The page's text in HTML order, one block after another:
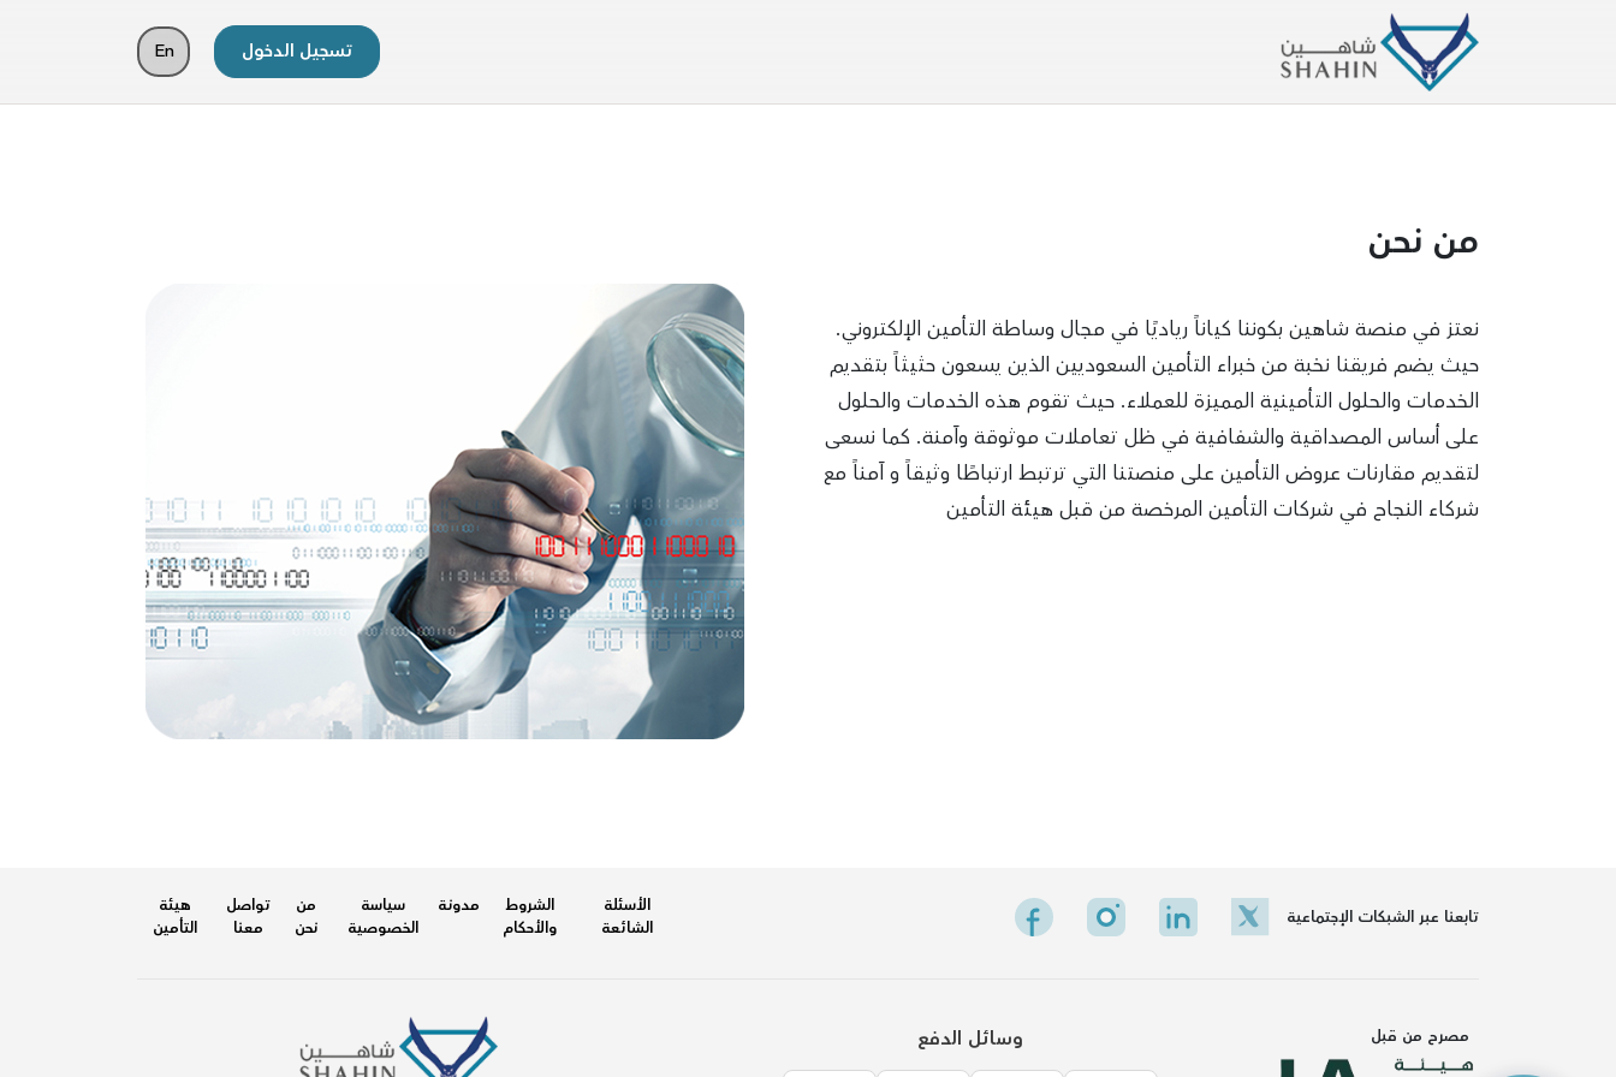
تسجيل الدخول En
من نحن
نعتز في منصة شاهين بكوننا كياناً رياديًا في مجال وساطة التأمين الإلكتروني.
حيث يضم فريقنا نخبة من خبراء التأمين السعوديين الذين يسعون حثيثاً بتقديم
الخدمات والحلول التأمينية المميزة للعملاء. حيث تقوم هذه الخدمات والحلول
على أساس المصداقية والشفافية في ظل تعاملات موثوقة وآمنة. كما نسعى
لتقديم مقارنات عروض التأمين على منصتنا التي ترتبط ارتباطًا وثيقاً و آمناً مع
شركاء النجاح في شركات التأمين المرخصة من قبل هيئة التأمين
تابعنا عبر الشبكات الإجتماعية
الأسئلة
الشائعة
الشروط
والأحكام
مدونـة
سياسة
الخصوصية
من
نحن
تواصل
معنا
هيئة
التأمين
مصرح من قبل وسائل الدفع